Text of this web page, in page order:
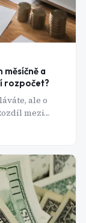
a
rozpočet?
ale o
mezi
který většina